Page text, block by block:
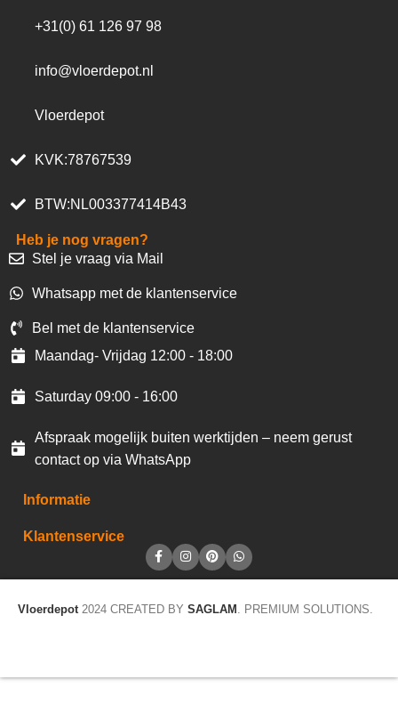
+31(0) 61 126 97 98
info@vloerdepot.nl
Vloerdepot
KVK:78767539
BTW:NL003377414B43
Heb je nog vragen?
Stel je vraag via Mail
Whatsapp met de klantenservice
Bel met de klantenservice
Maandag- Vrijdag 12:00 - 18:00
Saturday 09:00 - 16:00
Afspraak mogelijk buiten werktijden – neem gerust
contact op via WhatsApp
Informatie
Klantenservice
Vloerdepot 2024 CREATED BY SAGLAM . PREMIUM SOLUTIONS.